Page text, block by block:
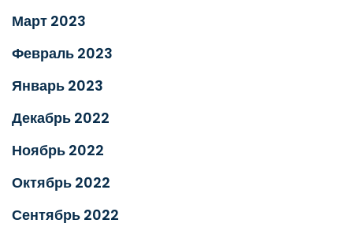
Март 2023
Февраль 2023
Январь 2023
Декабрь 2022
Ноябрь 2022
Октябрь 2022
Сентябрь 2022